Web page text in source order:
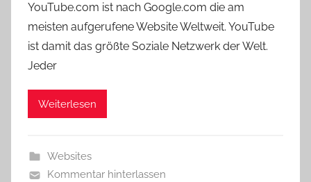
YouTube.com ist nach Google.com die am
meisten aufgerufene Website Weltweit. YouTube
ist damit das größte Soziale Netzwerk der Welt.
Jeder
Weiterlesen
Websites
Kommentar hinterlassen